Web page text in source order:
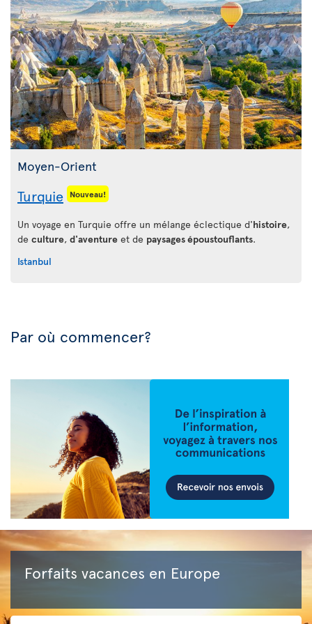
Moyen-Orient
Turquie Nouveau!
Un voyage en Turquie offre un mélange éclectique d'histoire,
de culture, d'aventure et de paysages époustouflants.
Istanbul
Par où commencer?
Forfaits vacances en Europe